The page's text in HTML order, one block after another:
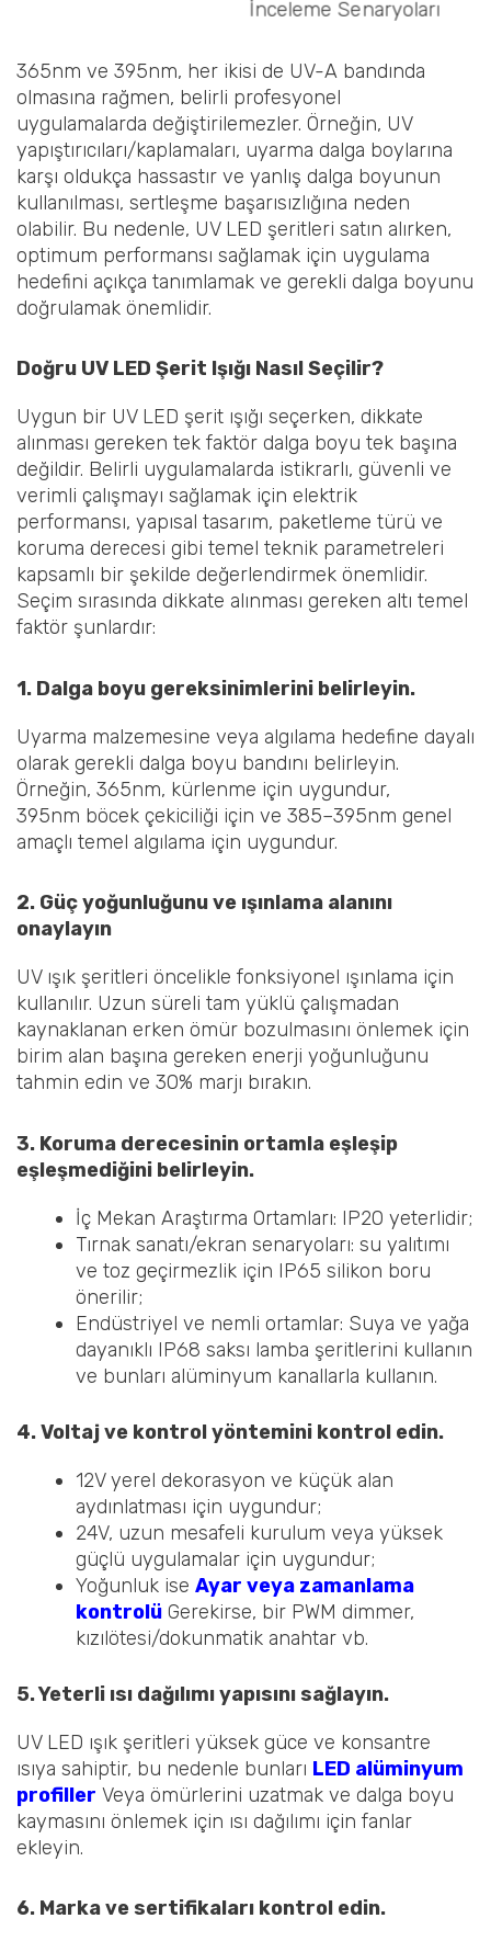
Endüstriyel UV Yapıştırıcı ve Mürekkep Kürleme
Tırnak ve güzellik endüstrisi
365nm ve 395nm, her ikisi de UV-A bandında
olmasına rağmen, belirli profesyonel
uygulamalarda değiştirilemezler. Örneğin, UV
yapıştırıcıları/kaplamaları, uyarma dalga boylarına
karşı oldukça hassastır ve yanlış dalga boyunun
kullanılması, sertleşme başarısızlığına neden
olabilir. Bu nedenle, UV LED şeritleri satın alırken,
optimum performansı sağlamak için uygulama
hedefini açıkça tanımlamak ve gerekli dalga boyunu
doğrulamak önemlidir.
Doğru UV LED Şerit Işığı Nasıl Seçilir?
Uygun bir UV LED şerit ışığı seçerken, dikkate
alınması gereken tek faktör dalga boyu tek başına
değildir. Belirli uygulamalarda istikrarlı, güvenli ve
verimli çalışmayı sağlamak için elektrik
performansı, yapısal tasarım, paketleme türü ve
koruma derecesi gibi temel teknik parametreleri
kapsamlı bir şekilde değerlendirmek önemlidir.
Seçim sırasında dikkate alınması gereken altı temel
faktör şunlardır:
1. Dalga boyu gereksinimlerini belirleyin.
Uyarma malzemesine veya algılama hedefine dayalı
olarak gerekli dalga boyu bandını belirleyin.
Örneğin, 365nm, kürlenme için uygundur,
395nm böcek çekiciliği için ve 385–395nm genel
amaçlı temel algılama için uygundur.
2. Güç yoğunluğunu ve ışınlama alanını
onaylayın
UV ışık şeritleri öncelikle fonksiyonel ışınlama için
kullanılır. Uzun süreli tam yüklü çalışmadan
kaynaklanan erken ömür bozulmasını önlemek için
birim alan başına gereken enerji yoğunluğunu
tahmin edin ve 30% marjı bırakın.
3. Koruma derecesinin ortamla eşleşip
eşleşmediğini belirleyin.
İç Mekan Araştırma Ortamları: IP20 yeterlidir;
Tırnak sanatı/ekran senaryoları: su yalıtımı
ve toz geçirmezlik için IP65 silikon boru
önerilir;
Endüstriyel ve nemli ortamlar: Suya ve yağa
dayanıklı IP68 saksı lamba şeritlerini kullanın
ve bunları alüminyum kanallarla kullanın.
4. Voltaj ve kontrol yöntemini kontrol edin.
12V yerel dekorasyon ve küçük alan
aydınlatması için uygundur;
24V, uzun mesafeli kurulum veya yüksek
güçlü uygulamalar için uygundur;
Yoğunluk ise Ayar veya zamanlama
kontrolü Gerekirse, bir PWM dimmer,
kızılötesi/dokunmatik anahtar vb.
5. Yeterli ısı dağılımı yapısını sağlayın.
UV LED ışık şeritleri yüksek güce ve konsantre
ısıya sahiptir, bu nedenle bunları LED alüminyum
profiller Veya ömürlerini uzatmak ve dalga boyu
kaymasını önlemek için ısı dağılımı için fanlar
ekleyin.
6. Marka ve sertifikaları kontrol edin.